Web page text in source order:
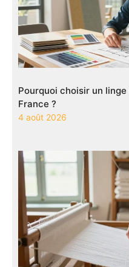
Pourquoi choisir un
France ?
4 août 2026